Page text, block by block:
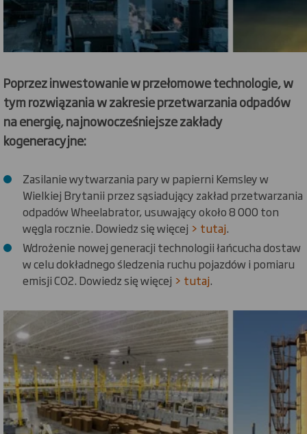
Poprzez inwestowanie w przełomowe technologie, w
tym rozwiązania w zakresie przetwarzania odpadów
na energię, najnowocześniejsze zakłady
kogeneracyjne:
Zasilanie wytwarzania pary w papierni Kemsley w
Wielkiej Brytanii przez sąsiadujący zakład przetwarzania
odpadów Wheelabrator, usuwający około 8 000 ton
węgla rocznie. Dowiedz się więcej > tutaj.
Wdrożenie nowej generacji technologii łańcucha dostaw
w celu dokładnego śledzenia ruchu pojazdów i pomiaru
emisji CO2. Dowiedz się więcej > tutaj.